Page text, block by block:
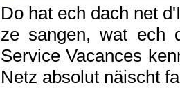
Do hat ech dach net
ze sangen, wat ech
Service Vacances
Netz absolut näischt